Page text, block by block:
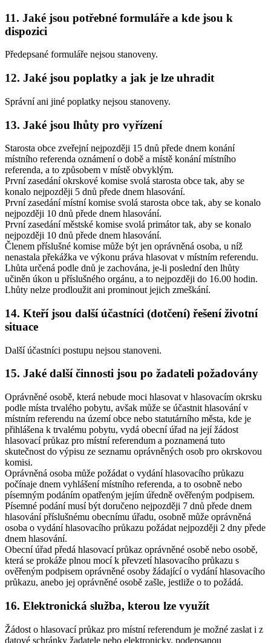
11. Jaké jsou potřebné formuláře a kde jsou k
dispozici
Předepsané formuláře nejsou stanoveny.
12. Jaké jsou poplatky a jak je lze uhradit
Správní ani jiné poplatky nejsou stanoveny.
13. Jaké jsou lhůty pro vyřízení
Starosta obce zveřejní nejpozději 15 dnů přede dnem konání
místního referenda oznámení o době a místě konání místního
referenda, a to způsobem v místě obvyklým.
První zasedání okrskové komise svolá starosta obce tak, aby se
konalo nejpozději 5 dnů přede dnem hlasování.
První zasedání místní komise svolá starosta obce tak, aby se konalo
nejpozději 10 dnů přede dnem hlasování.
První zasedání městské komise svolá primátor tak, aby se konalo
nejpozději 10 dnů přede dnem hlasování.
Členem příslušné komise může být jen oprávněná osoba, u níž
nenastala překážka ve výkonu práva hlasovat v místním referendu.
Lhůta určená podle dnů je zachována, je-li poslední den lhůty
učiněn úkon u příslušného orgánu, a to nejpozději do 16.00 hodin.
Lhůty nelze prodloužit ani prominout jejich zmeškání.
14. Kteří jsou další účastníci (dotčení) řešení životní
situace
Další účastníci postupu nejsou stanoveni.
15. Jaké další činnosti jsou po žadateli požadovány
Oprávněné osobě, která nebude moci hlasovat v hlasovacím okrsku
podle místa trvalého pobytu, avšak může se účastnit hlasování v
místním referendu na území obce nebo statutárního města, kde je
přihlášena k trvalému pobytu, vydá obecní úřad na její žádost
hlasovací průkaz pro místní referendum a poznamená tuto
skutečnost do výpisu ze seznamu oprávněných osob pro okrskovou
komisi.
Oprávněná osoba může požádat o vydání hlasovacího průkazu
počínaje dnem vyhlášení místního referenda, a to osobně nebo
písemným podáním opatřeným jejím úředně ověřeným podpisem.
Písemné podání musí být doručeno nejpozději 7 dnů přede dnem
hlasování příslušnému obecnímu úřadu, osobně může oprávněná
osoba o vydání hlasovacího průkazu požádat nejpozději 2 dny přede
dnem hlasování.
Obecní úřad předá hlasovací průkaz oprávněné osobě nebo osobě,
která se prokáže plnou mocí k převzetí hlasovacího průkazu s
ověřeným podpisem oprávněné osoby žádající o vydání hlasovacího
průkazu, anebo jej oprávněné osobě zašle, jestliže o to požádá.
16. Elektronická služba, kterou lze využít
Žádost o hlasovací průkaz pro místní referendum je možné zaslat i z
datové schránky žadatele nebo elektronicky, podepsanou